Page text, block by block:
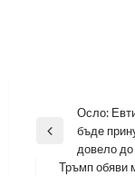
Навигация
Previous
Осло:
бъде
довело
Тръмп обяви